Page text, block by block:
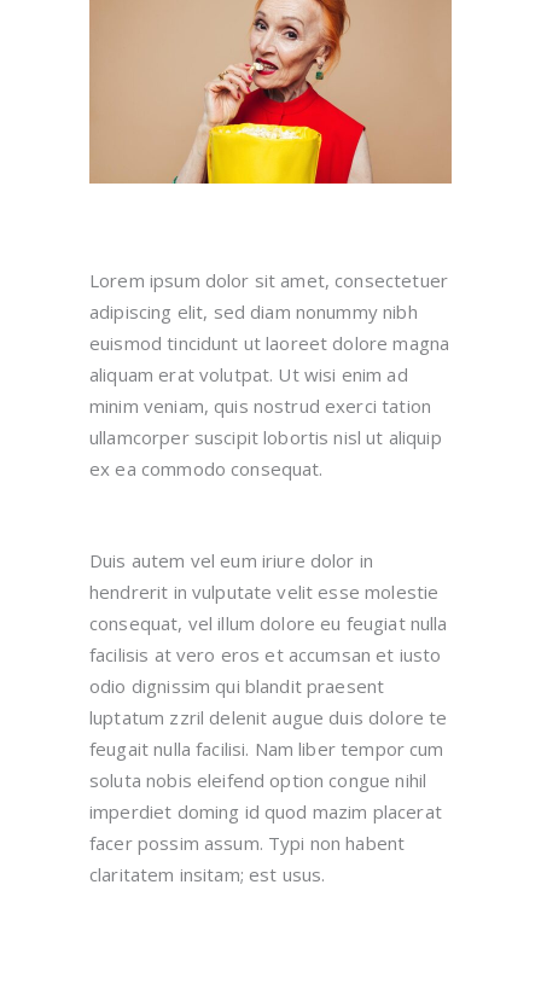
Lorem ipsum dolor sit amet, consectetuer
adipiscing elit, sed diam nonummy nibh
euismod tincidunt ut laoreet dolore magna
aliquam erat volutpat. Ut wisi enim ad
minim veniam, quis nostrud exerci tation
ullamcorper suscipit lobortis nisl ut aliquip
ex ea commodo consequat.
Duis autem vel eum iriure dolor in
hendrerit in vulputate velit esse molestie
consequat, vel illum dolore eu feugiat nulla
facilisis at vero eros et accumsan et iusto
odio dignissim qui blandit praesent
luptatum zzril delenit augue duis dolore te
feugait nulla facilisi. Nam liber tempor cum
soluta nobis eleifend option congue nihil
imperdiet doming id quod mazim placerat
facer possim assum. Typi non habent
claritatem insitam; est usus.